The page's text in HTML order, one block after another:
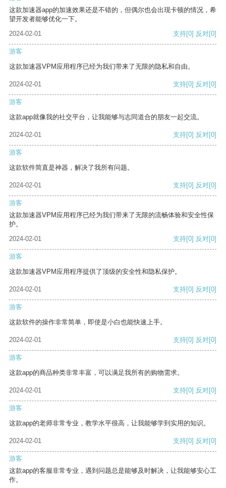
这款加速器app的加速效果还是不错的，但偶尔也会出现卡顿的情况，希
望开发者能够优化一下。
2024-02-01
支持[0] 反对[0]
游客
这款加速器VPM应用程序已经为我们带来了无限的隐私和自由。
2024-02-01 支持[0] 反对[0]
游客
这款app就像我的社交平台，让我能够与志同道合的朋友一起交流。
2024-02-01 支持[0] 反对[0]
游客
这款软件简直是神器，解决了我所有问题。
2024-02-01 支持[0] 反对[0]
游客
这款加速器VPM应用程序已经为我们带来了无限的流畅体验和安全性保
护。
2024-02-01
支持[0] 反对[0]
游客
这款加速器VPM应用程序提供了顶级的安全性和隐私保护。
2024-02-01 支持[0] 反对[0]
游客
这款软件的操作非常简单，即使是小白也能快速上手。
2024-02-01 支持[0] 反对[0]
游客
这款app的商品种类非常丰富，可以满足我所有的购物需求。
2024-02-01 支持[0] 反对[0]
游客
这款app的老师非常专业，教学水平很高，让我能够学到实用的知识。
2024-02-01 支持[0] 反对[0]
游客
这款app的客服非常专业，遇到问题总是能够及时解决，让我能够安心工
作。